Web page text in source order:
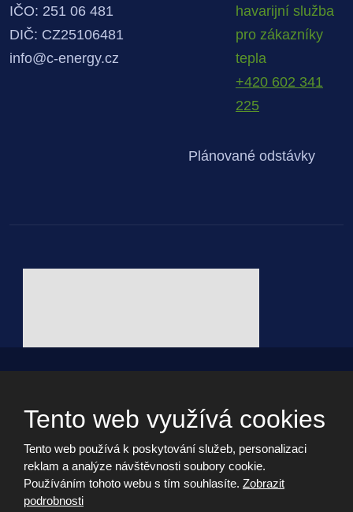
IČO: 251 06 481
DIČ: CZ25106481
info@c-energy.cz
havarijní služba
pro zákazníky
tepla
+420 602 341
225
Plánované odstávky
Informační memorandum
Cookies
Tento web využívá cookies
Tento web používá k poskytování služeb, personalizaci
reklam a analýze návštěvnosti soubory cookie.
Používáním tohoto webu s tím souhlasíte. Zobrazit
podrobnosti